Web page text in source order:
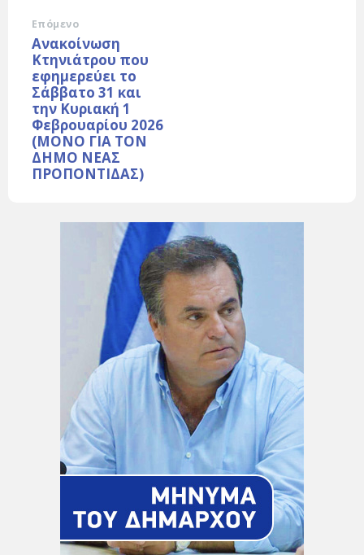
Επόμενο
Ανακοίνωση
Κτηνιάτρου που
εφημερεύει το
Σάββατο 31 και
την Κυριακή 1
Φεβρουαρίου 2026
(ΜΟΝΟ ΓΙΑ ΤΟΝ
ΔΗΜΟ ΝΕΑΣ
ΠΡΟΠΟΝΤΙΔΑΣ)